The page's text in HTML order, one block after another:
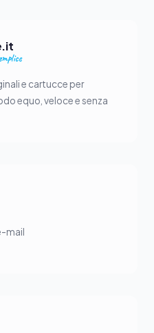
e cartucce per
equo, veloce e senza
mail